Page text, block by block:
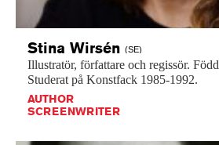
Stina Wirsén (SE)
Illustratör, författare och regissör. Född
Studerat på Konstfack 1985-1992.
AUTHOR
SCREENWRITER